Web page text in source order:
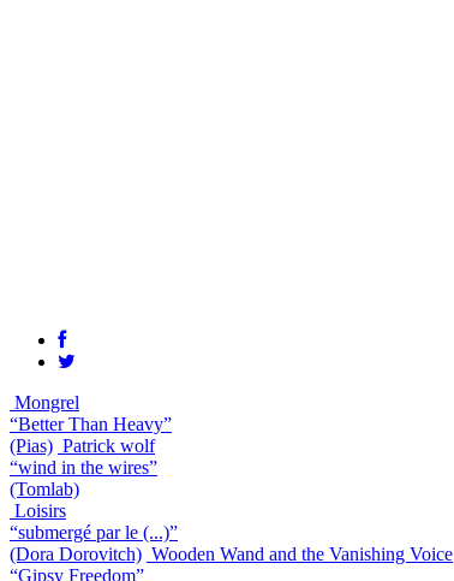
Mongrel
“Better Than Heavy”
(Pias) Patrick wolf
“wind in the wires”
(Tomlab)
Loisirs
“submergé par le (...)”
(Dora Dorovitch) Wooden Wand and the Vanishing Voice
“Gipsy Freedom”